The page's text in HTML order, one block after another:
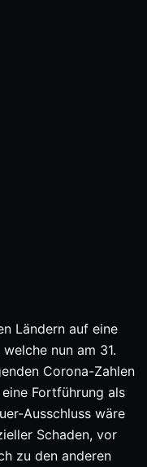
Ländern auf eine
nun am 31.
Corona-Zahlen
Fortführung als
Ausschluss wäre
Schaden, vor
zu den anderen